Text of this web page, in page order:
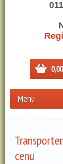
0,00
Menu
cenu